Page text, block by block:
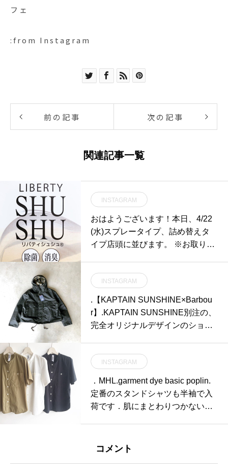
フェ
:from Instagram
前の記事 次の記事
関連記事一覧
INSTAGRAM
おはようございます！本日、4/22
(水)スプレータイプ、詰め替えタ
イプ店頭に並びます。 ※お取り置
時閉店となります。お気をつけ下
さいませ。SHOP 0852-61-5885T
ABLE HAUSはtakeoutのみで11:3
0〜17:00の営業となっておりま
おります。是非、ご利用下さいま
せ！TABLE HAUS 0852-61-5888
ご予約可能です！ .次亜塩素酸水は
先日経済産業省から「新型コロナ
ウイルスに有効な可能性がある消
毒方法」としても公表されまし
た。.有効な消毒液を手に入れて安
ばと思います。.#次亜塩素酸水#リ
INSTAGRAM
.【KAPTAIN SUNSHINE×Barbou
r】.KAPTAIN SUNSHINE別注の、
完全オリジナルデザインのショー
前面に大きく配置されたマチ付き
ポケットなど別注ならではの拘り
あるディテールの数々。フィール
ドウェアブランドとして生まれた
伺えます。今年こそはとお考えの
さいませ。.#barbour#kaptainsuns
INSTAGRAM
．MHL.garment dye basic poplin.
定番のスタンドシャツも半袖で入
荷です︎．肌にまとわりつかないサ
へ．#MHL.#garment dye basic po
コメント